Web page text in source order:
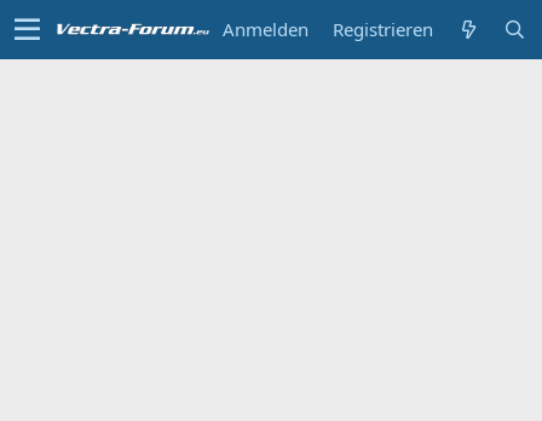
Anmelden Registrieren